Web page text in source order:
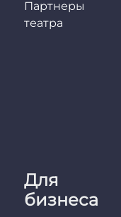
Партнеры
театра
Для
бизнеса